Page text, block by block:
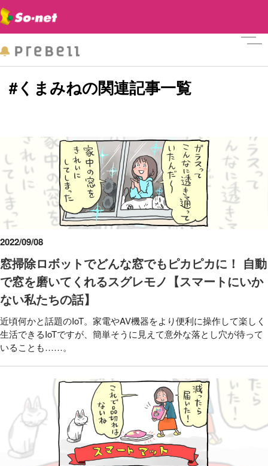
#くまみねの関連記事一覧
窓掃除ロボットでどんな窓でもピカピカに！ 自動
で窓を磨いてくれるスグレモノ【スマートにいか
ない私たちの話】
2022/09/08
近頃何かと話題のIoT。家電やAV機器をより便利に操作して楽しく
生活できるIoTですが、簡単そうに見えて意外な落とし穴が待って
いることも……。